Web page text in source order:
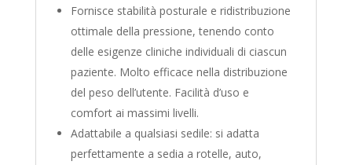
Fornisce stabilità posturale e ridistribuzione
ottimale della pressione, tenendo conto
delle esigenze cliniche individuali di ciascun
paziente. Molto efficace nella distribuzione
del peso dell’utente. Facilità d’uso e
comfort ai massimi livelli.
Adattabile a qualsiasi sedile: si adatta
perfettamente a sedia a rotelle, auto,